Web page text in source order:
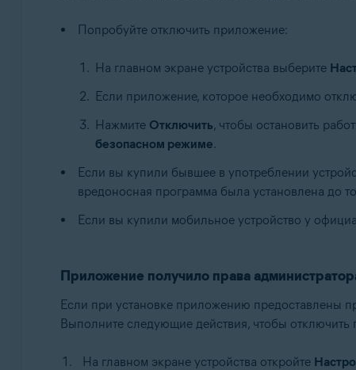
Попробуйте отключить приложение:
На главном экране устройства выберите
Если приложение, которое необходимо
Нажмите Отключить, чтобы остановить
безопасном режиме.
Если вы купили бывшее в употреблении
вредоносная программа была установлена до
Если вы купили мобильное устройство у
Приложение получило права
Если при установке приложению предоставлены
Выполните следующие действия, чтобы отключить
На главном экране устройства откройте